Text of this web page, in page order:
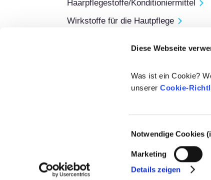
Diese Webseite
Was ist ein Cookie?
unsererCookie-
Notwendige Cookies
Marketing
Details zeigen
Haarpflegestoffe/Konditioniermittel
Wirkstoffe für die Hautpflege
Regulierung von Kosmetika
der EU andere Vorschriften gelten
© 2021-2026 - Cosmetics Europe